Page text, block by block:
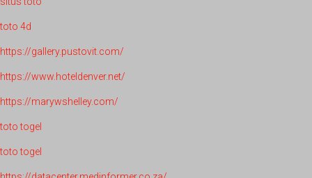
toto 4d
https://gallery.pustovit.com/
https://www.hoteldenver.net/
https://marywshelley.com/
toto togel
toto togel